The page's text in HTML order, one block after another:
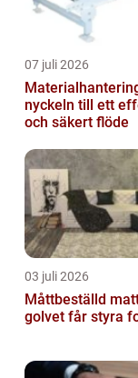
07 juli 2026
nyckeln till ett
och säkert flöde
03 juli 2026
Måttbeställd
golvet får styra